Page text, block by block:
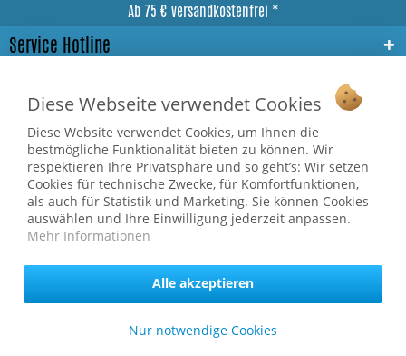
Ab 75 € versandkostenfrei *
Service Hotline
Informationen
* bei Paketversand. Alle Preise inkl. gesetzl. Mehrwertsteuer zzgl.
Versandkosten.
Copyright © afp marketing gmbh - Alle Rechte vorbehalten
Diese Webseite verwendet Cookies
Diese Website verwendet Cookies, um Ihnen die
bestmögliche Funktionalität bieten zu können. Wir
respektieren Ihre Privatsphäre und so geht’s: Wir setzen
Cookies für technische Zwecke, für Komfortfunktionen,
als auch für Statistik und Marketing. Sie können Cookies
auswählen und Ihre Einwilligung jederzeit anpassen.
Mehr Informationen
Nur notwendige Cookies
Alle akzeptieren